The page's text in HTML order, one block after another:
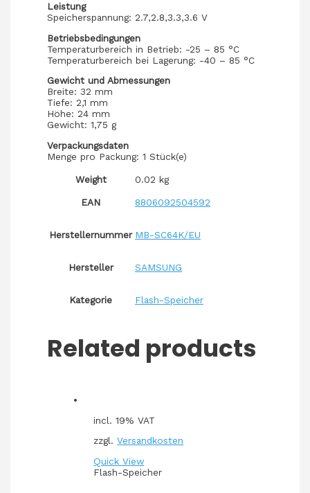
Leistung
Speicherspannung: 2.7,2.8,3.3,3.6 V
Betriebsbedingungen
Temperaturbereich in Betrieb: -25 – 85 °C
Temperaturbereich bei Lagerung: -40 – 85 °C
Gewicht und Abmessungen
Breite: 32 mm
Tiefe: 2,1 mm
Höhe: 24 mm
Gewicht: 1,75 g
Verpackungsdaten
Menge pro Packung: 1 Stück(e)
Weight 0.02 kg
EAN 8806092504592
Herstellernummer MB-SC64K/EU
Hersteller SAMSUNG
Kategorie Flash-Speicher
Related products
incl. 19% VAT
zzgl.Versandkosten
Quick View
Flash-Speicher